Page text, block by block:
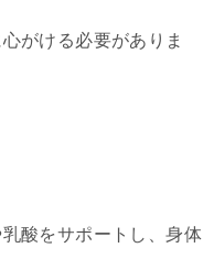
がける必要がありま
酸をサポートし、身体